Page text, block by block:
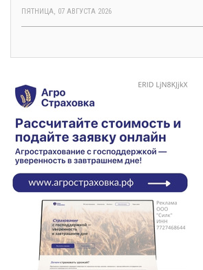
ПЯТНИЦА, 07 АВГУСТА 2026